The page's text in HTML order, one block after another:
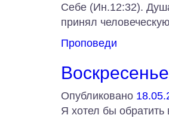
Себе (Ин.12:32).
принял
Проповеди
Опубликовано
Я хотел бы